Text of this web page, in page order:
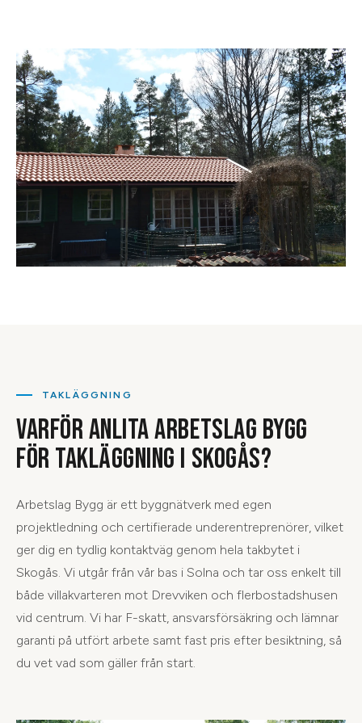
TAKLÄGGNING
VARFÖR ANLITA ARBETSLAG BYGG
FÖR TAKLÄGGNING I SKOGÅS?
Arbetslag Bygg är ett byggnätverk med egen
projektledning och certifierade underentreprenörer, vilket
ger dig en tydlig kontaktväg genom hela takbytet i
Skogås. Vi utgår från vår bas i Solna och tar oss enkelt till
både villakvarteren mot Drevviken och flerbostadshusen
vid centrum. Vi har F-skatt, ansvarsförsäkring och lämnar
garanti på utfört arbete samt fast pris efter besiktning, så
du vet vad som gäller från start.